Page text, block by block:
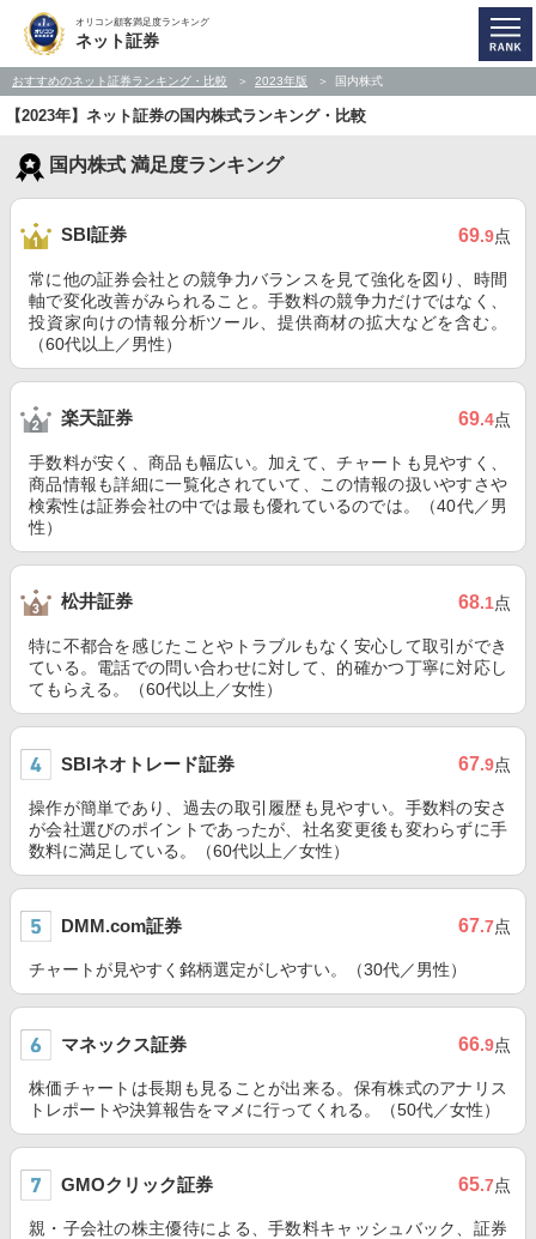
オリコン顧客満足度ランキング
ネット証券
おすすめのネット証券ランキング・比較 2023年版 国内株式
【2023年】ネット証券の国内株式ランキング・比較
国内株式 満足度ランキング
SBI証券 69.9点
常に他の証券会社との競争力バランスを見て強化を図り、時間
軸で変化改善がみられること。手数料の競争力だけではなく、
投資家向けの情報分析ツール、提供商材の拡大などを含む。
（60代以上／男性）
楽天証券 69.4点
手数料が安く、商品も幅広い。加えて、チャートも見やすく、
商品情報も詳細に一覧化されていて、この情報の扱いやすさや
検索性は証券会社の中では最も優れているのでは。（40代／男
性）
松井証券 68.1点
特に不都合を感じたことやトラブルもなく安心して取引ができ
ている。電話での問い合わせに対して、的確かつ丁寧に対応し
てもらえる。（60代以上／女性）
SBIネオトレード証券 67.9点
操作が簡単であり、過去の取引履歴も見やすい。手数料の安さ
が会社選びのポイントであったが、社名変更後も変わらずに手
数料に満足している。（60代以上／女性）
DMM.com証券 67.7点
チャートが見やすく銘柄選定がしやすい。（30代／男性）
マネックス証券 66.9点
株価チャートは長期も見ることが出来る。保有株式のアナリス
トレポートや決算報告をマメに行ってくれる。（50代／女性）
GMOクリック証券 65.7点
親・子会社の株主優待による、手数料キャッシュバック、証券